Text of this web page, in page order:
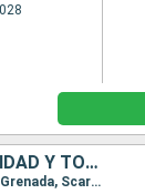
ANTIGUA Y BARBUDA, SAN VINCENT Y LAS GRANADINAS, GRENADA, TRINIDAD Y TOBAGO, BARBADOS, SANTA LUCIA, DOMINICA, SAN MARTÍN, PUERTO RICO
Itinerario : San Juan, Virgin Gorda, Antigua, Saint-Pierre (Martinique), Port Elisabeth st vincent, Grenada, Scarborough, Bridgetown, Castries, Roseau, Basseterre (St Kitts), Charlestown, Philipsburg, San Juan